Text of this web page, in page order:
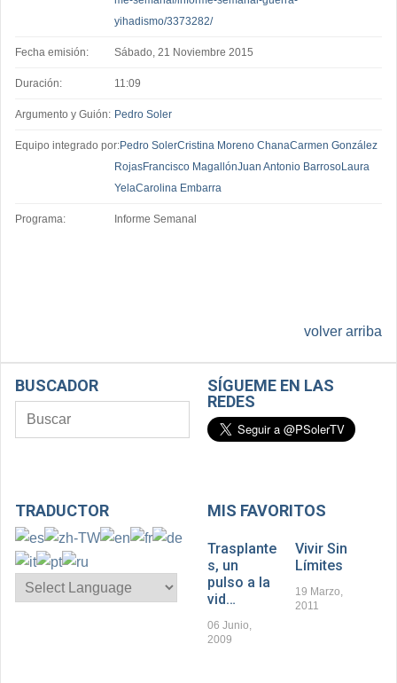
yihadismo/3373282/
Fecha emisión: Sábado, 21 Noviembre 2015
Duración: 11:09
Argumento y Guión: Pedro Soler
Equipo integrado por:Pedro SolerCristina Moreno ChanaCarmen González
RojasFrancisco MagallónJuan Antonio BarrosoLaura
YelaCarolina Embarra
Programa: Informe Semanal
volver arriba
BUSCADOR
SÍGUEME EN LAS
REDES
TRADUCTOR MIS FAVORITOS
Trasplante
s, un
pulso a la
vid…
06 Junio,
2009
Vivir Sin
Límites
19 Marzo,
2011